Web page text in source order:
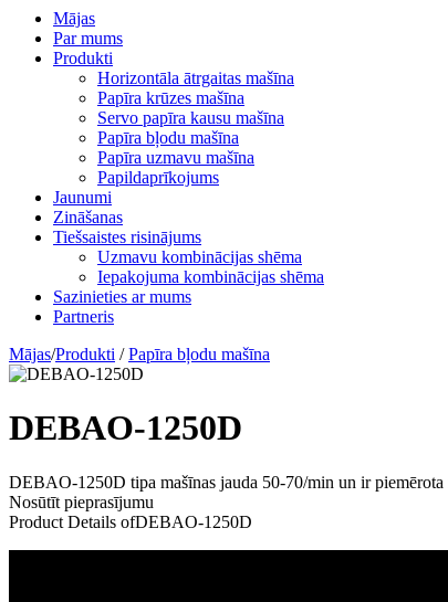
Mājas
Par mums
Produkti
Horizontāla ātrgaitas mašīna
Papīra krūzes mašīna
Servo papīra kausu mašīna
Papīra bļodu mašīna
Papīra uzmavu mašīna
Papildaprīkojums
Jaunumi
Zināšanas
Tiešsaistes risinājums
Uzmavu kombinācijas shēma
Iepakojuma kombinācijas shēma
Sazinieties ar mums
Partneris
Mājas/Produkti / Papīra bļodu mašīna
DEBAO-1250D
DEBAO-1250D tipa mašīnas jauda 50-70/min un ir piemērota
Nosūtīt pieprasījumu
Product Details ofDEBAO-1250D